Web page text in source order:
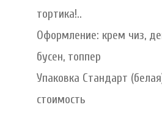
тортика!..
Оформление: крем чиз,
бусен, топпер
Упаковка Стандарт
стоимость